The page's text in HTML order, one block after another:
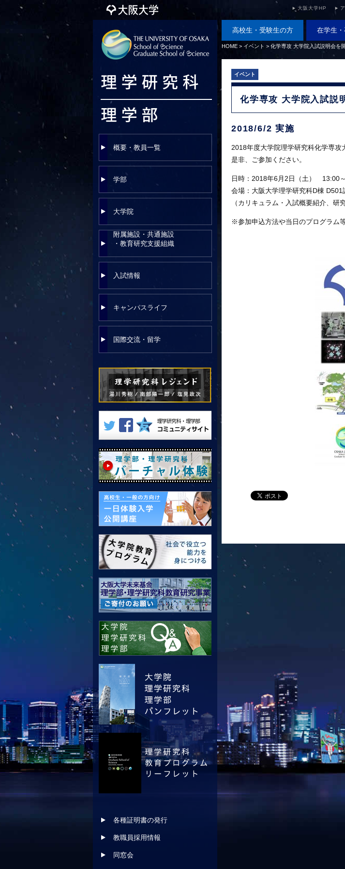
大阪大学HP
概要・教員一覧
学部
大学院
附属施設・共通施設
・教育研究支援組織
入試情報
キャンパスライフ
国際交流・留学
各種証明書の発行
教職員採用情報
同窓会
高校生・受験生の方 在学生
HOME > イベント > 化学専攻 大学院入試説明会を
イベント
化学専攻 大学院入試説
2018/6/2 実施
2018年度大学院理学研究科化学専攻
是非、ご参加ください。
日時：2018年6月2日（土） 13:00
会場：大阪大学理学研究科D棟 D501
（カリキュラム・入試概要紹介、研
※参加申込方法や当日のプログラム